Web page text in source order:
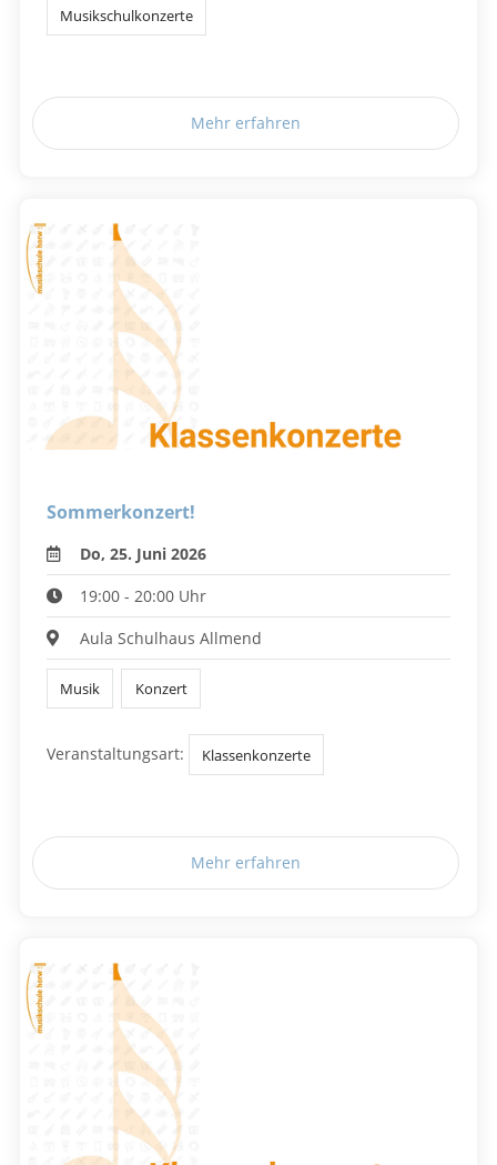
Musikschulkonzerte
Mehr erfahren
Sommerkonzert!
Do, 25. Juni 2026
19:00 - 20:00 Uhr
Aula Schulhaus Allmend
Musik Konzert
Veranstaltungsart: Klassenkonzerte
Mehr erfahren